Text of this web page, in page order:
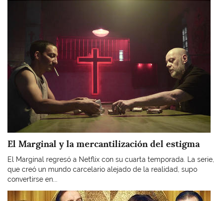
El Marginal y la mercantilización del estigma
El Marginal regresó a Netflix con su cuarta temporada. La serie,
que creó un mundo carcelario alejado de la realidad, supo
convertirse en...
Imagen